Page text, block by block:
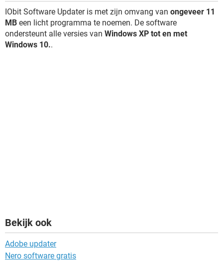
IObit Software Updater is met zijn omvang van ongeveer 11
MB een licht programma te noemen. De software
ondersteunt alle versies van Windows XP tot en met
Windows 10..
Bekijk ook
Adobe updater
Nero software gratis